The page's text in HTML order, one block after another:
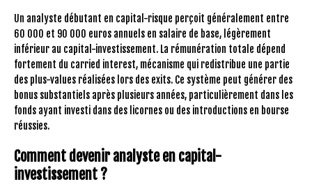
Un analyste débutant en capital-risque perçoit généralement entre
60 000 et 90 000 euros annuels en salaire de base, légèrement
inférieur au capital-investissement. La rémunération totale dépend
fortement du carried interest, mécanisme qui redistribue une partie
des plus-values réalisées lors des exits. Ce système peut générer des
bonus substantiels après plusieurs années, particulièrement dans les
fonds ayant investi dans des licornes ou des introductions en bourse
réussies.
Comment devenir analyste en capital-
investissement ?